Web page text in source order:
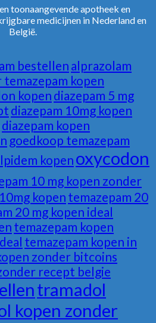
toonaangevende apotheek en
medicijnen in Nederland en
België.
bestellen alprazolam
kopen
kopen diazepam 5 mg
diazepam 10mg kopen
diazepam kopen
goedkoop temazepam
kopen oxycodon
10 mg kopen zonder
kopen temazepam 20
20 mg kopen ideal
temazepam kopen
temazepam kopen in
zonder bitcoins
recept belgie
tramadol
kopen zonder